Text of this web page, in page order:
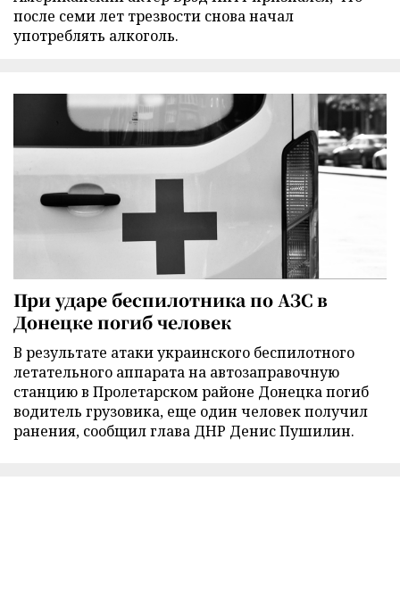
после семи лет трезвости снова начал
употреблять алкоголь.
При ударе беспилотника по АЗС в
Донецке погиб человек
В результате атаки украинского беспилотного
летательного аппарата на автозаправочную
станцию в Пролетарском районе Донецка погиб
водитель грузовика, еще один человек получил
ранения, сообщил глава ДНР Денис Пушилин.